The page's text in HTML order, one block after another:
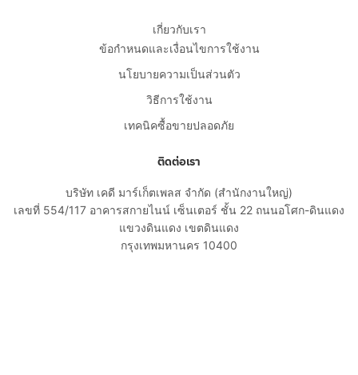
เกี่ยวกับเรา
ข้อกำหนดและเงื่อนไขการใช้งาน
นโยบายความเป็นส่วนตัว
วิธีการใช้งาน
เทคนิคซื้อขายปลอดภัย
ติดต่อเรา
บริษัท เคดี มาร์เก็ตเพลส จำกัด (สำนักงานใหญ่)
เลขที่ 554/117 อาคารสกายไนน์ เซ็นเตอร์ ชั้น 22 ถนนอโศก-ดินแดง
แขวงดินแดง เขตดินแดง
กรุงเทพมหานคร 10400